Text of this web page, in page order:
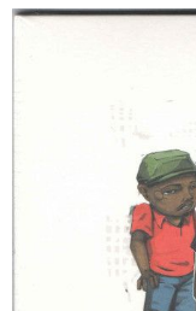
11. Let's Fall In